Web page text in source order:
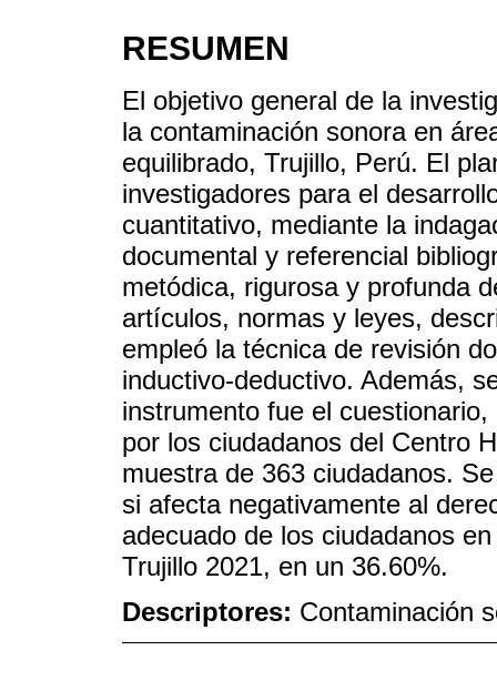
RESUMEN
El objetivo general de la
la contaminación sonora en
equilibrado, Trujillo, Perú. El
investigadores para el
cuantitativo, mediante la
documental y referencial
metódica, rigurosa y profunda
artículos, normas y leyes,
empleó la técnica de revisión
inductivo-deductivo. Además,
instrumento fue el
por los ciudadanos del Centro
muestra de 363 ciudadanos.
si afecta negativamente al
adecuado de los ciudadanos
Trujillo 2021, en un 36.60%.
Descriptores: Contaminación